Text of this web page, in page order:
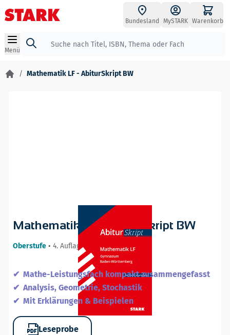
Zum Inhalt springen
Bundesland MySTARK Warenkorb
Menü
Suche
/ Mathematik LF - AbiturSkript BW
Mathematik LF - AbiturSkript BW
Oberstufe • 4. Auflage / 14.12.22
Mathe-Leistungsfach kompakt zusammengefasst
Analysis, Geometrie, Stochastik
Mit Erklärungen & Beispielen
Leseprobe